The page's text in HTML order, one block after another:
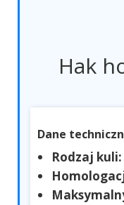
Hak
Dane
Rodzaj kuli: